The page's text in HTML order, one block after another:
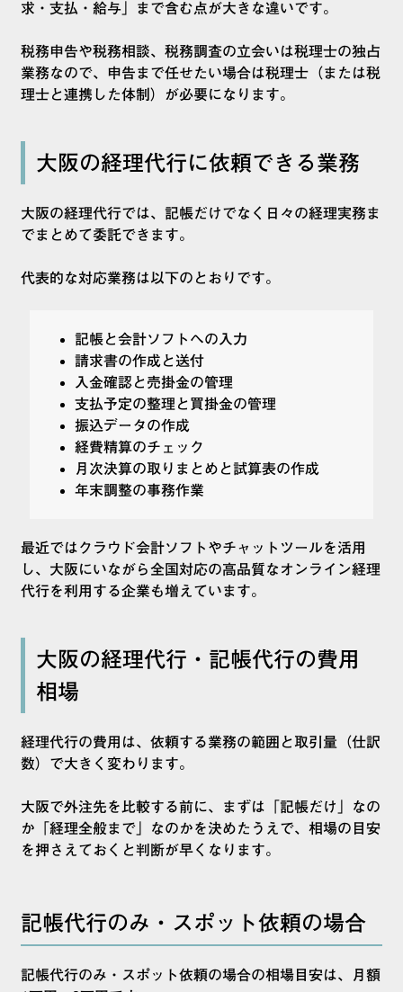
求・支払・給与」まで含む点が大きな違いです。
税務申告や税務相談、税務調査の立会いは税理士の独占
業務なので、申告まで任せたい場合は税理士（または税
理士と連携した体制）が必要になります。
大阪の経理代行に依頼できる業務
大阪の経理代行では、記帳だけでなく日々の経理実務ま
でまとめて委託できます。
代表的な対応業務は以下のとおりです。
記帳と会計ソフトへの入力
請求書の作成と送付
入金確認と売掛金の管理
支払予定の整理と買掛金の管理
振込データの作成
経費精算のチェック
月次決算の取りまとめと試算表の作成
年末調整の事務作業
最近ではクラウド会計ソフトやチャットツールを活用
し、大阪にいながら全国対応の高品質なオンライン経理
代行を利用する企業も増えています。
大阪の経理代行・記帳代行の費用
相場
経理代行の費用は、依頼する業務の範囲と取引量（仕訳
数）で大きく変わります。
大阪で外注先を比較する前に、まずは「記帳だけ」なの
か「経理全般まで」なのかを決めたうえで、相場の目安
を押さえておくと判断が早くなります。
記帳代行のみ・スポット依頼の場合
記帳代行のみ・スポット依頼の場合の相場目安は、月額